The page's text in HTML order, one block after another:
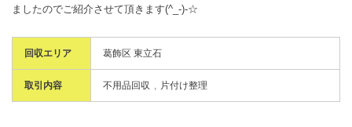
ましたのでご紹介させて頂きます(^_-)-☆
回収エリア 葛飾区 東立石
取引内容 不用品回収 片付け整理